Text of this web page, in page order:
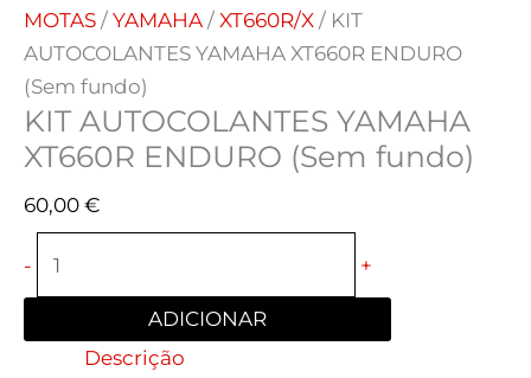
MOTAS / YAMAHA / XT660R/X / KIT
AUTOCOLANTES YAMAHA XT660R ENDURO
(Sem fundo)
KIT AUTOCOLANTES YAMAHA
XT660R ENDURO (Sem fundo)
60,00 €
- +
ADICIONAR
Descrição